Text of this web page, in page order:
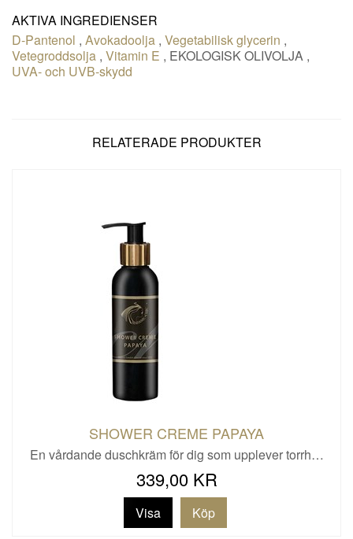
AKTIVA INGREDIENSER
D-Pantenol , Avokadoolja , Vegetabilisk glycerin ,
Vetegroddsolja , Vitamin E , EKOLOGISK OLIVOLJA ,
UVA- och UVB-skydd
RELATERADE PRODUKTER
SHOWER CREME PAPAYA
En vårdande duschkräm för dig som upplever torrh…
339,00 KR
Visa